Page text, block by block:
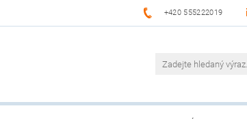
+420 555222019